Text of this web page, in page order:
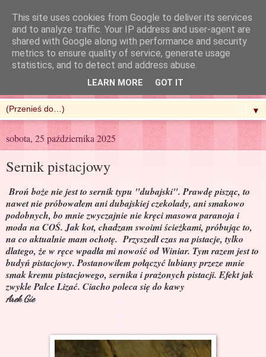
R'n'G Kitchen
▼
sobota, 25 października 2025
Sernik pistacjowy
Broń boże nie jest to sernik typu "dubajski". Prawdę pisząc, to
nawet nie próbowałem ani dubajskiej czekolady, ani smakowo
podobnych, bo mnie zwyczajnie nie kręci masowa paranoja i
moda na COŚ. Jak kot, chadzam swoimi ścieżkami, próbując to,
na co aktualnie mam ochotę. Przyszedł czas na pistacje, tylko
dlatego, że w ręce wpadła mi nowość od Winiar. Tym razem jest to
budyń pistacjowy. Postanowiłem połączyć lubiany przeze mnie
smak kremu pistacjowego, sernika i prażonych pistacji. Efekt jak
zwykle Palce Lizać. Ciacho poleca się do kawy
Arek Gie
This site uses cookies from Google to deliver its services
and to analyze traffic. Your IP address and user-agent are
shared with Google along with performance and security
metrics to ensure quality of service, generate usage
statistics, and to detect and address abuse.
LEARN MORE GOT IT